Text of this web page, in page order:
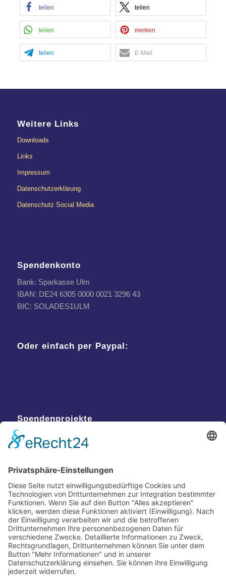
teilen teilen
teilen merken
teilen E-Mail
Weitere Links
Downloads
Links
Impressum
Datenschutzerklärung
Datenschutz Social Media
Spendenkonto
Bank: Sparkasse Ulm
IBAN: DE24 6305 0000 0021 3296 43
BIC: SOLADES1ULM
Oder einfach per Paypal:
Spendenprojekte
Kontakt
Postanschrift
Traumkatzen e.V.